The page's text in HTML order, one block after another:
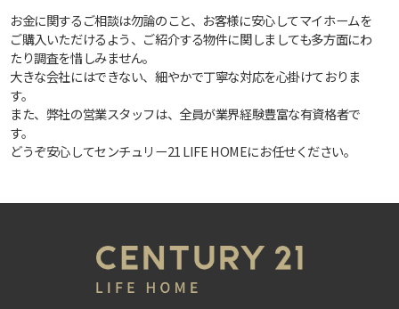
お金に関するご相談は勿論のこと、お客様に安心してマイホームを
ご購入いただけるよう、ご紹介する物件に関しましても多方面にわ
たり調査を惜しみません。
大きな会社にはできない、細やかで丁寧な対応を心掛けておりま
す。
また、弊社の営業スタッフは、全員が業界経験豊富な有資格者で
す。
どうぞ安心してセンチュリー21 LIFE HOMEにお任せください。